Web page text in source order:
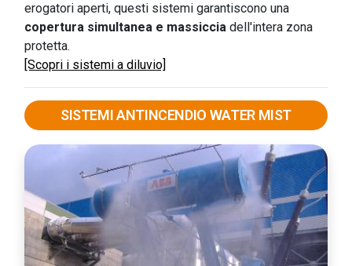
erogatori aperti, questi sistemi garantiscono una
copertura simultanea e massiccia dell'intera zona
protetta.
[Scopri i sistemi a diluvio]
SISTEMI ANTINCENDIO WATER MIST